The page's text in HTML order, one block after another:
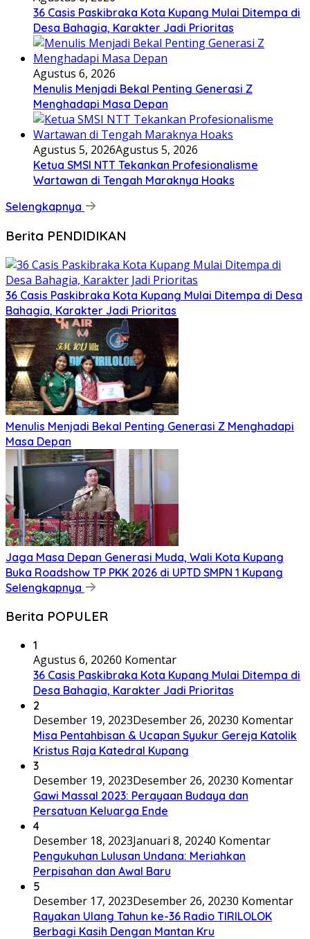
36 Casis Paskibraka Kota Kupang Mulai Ditempa di
Desa Bahagia, Karakter Jadi Prioritas
Agustus 6, 2026
Menulis Menjadi Bekal Penting Generasi Z
Menghadapi Masa Depan
Agustus 5, 2026Agustus 5, 2026
Ketua SMSI NTT Tekankan Profesionalisme
Wartawan di Tengah Maraknya Hoaks
Selengkapnya
Berita PENDIDIKAN
36 Casis Paskibraka Kota Kupang Mulai Ditempa di Desa
Bahagia, Karakter Jadi Prioritas
Menulis Menjadi Bekal Penting Generasi Z Menghadapi
Masa Depan
Jaga Masa Depan Generasi Muda, Wali Kota Kupang
Buka Roadshow TP PKK 2026 di UPTD SMPN 1 Kupang
Selengkapnya
Berita POPULER
1
Agustus 6, 20260 Komentar
36 Casis Paskibraka Kota Kupang Mulai Ditempa di
Desa Bahagia, Karakter Jadi Prioritas
2
Desember 19, 2023Desember 26, 20230 Komentar
Misa Pentahbisan & Ucapan Syukur Gereja Katolik
Kristus Raja Katedral Kupang
3
Desember 19, 2023Desember 26, 20230 Komentar
Gawi Massal 2023: Perayaan Budaya dan
Persatuan Keluarga Ende
4
Desember 18, 2023Januari 8, 20240 Komentar
Pengukuhan Lulusan Undana: Meriahkan
Perpisahan dan Awal Baru
5
Desember 17, 2023Desember 26, 20230 Komentar
Rayakan Ulang Tahun ke-36 Radio TIRILOLOK
Berbagi Kasih Dengan Mantan Kru